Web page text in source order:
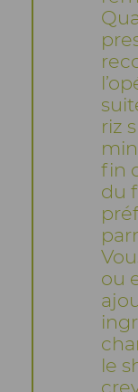
riz
fin
du
ou
le